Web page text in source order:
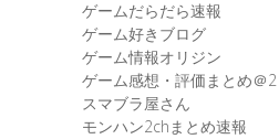
ゲームだらだら速報
ゲーム好きブログ
ゲーム情報オリジン
ゲーム感想・評価まとめ＠2
スマブラ屋さん
モンハン2chまとめ速報